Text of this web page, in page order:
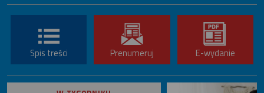
Spis treści Prenumeruj E-wydanie